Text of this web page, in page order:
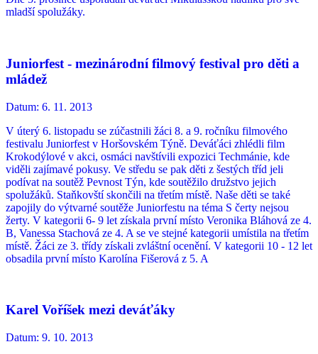
mladší spolužáky.
Juniorfest - mezinárodní filmový festival pro děti a
mládež
Datum: 6. 11. 2013
V úterý 6. listopadu se zúčastnili žáci 8. a 9. ročníku filmového
festivalu Juniorfest v Horšovském Týně. Deváťáci zhlédli film
Krokodýlové v akci, osmáci navštívili expozici Techmánie, kde
viděli zajímavé pokusy. Ve středu se pak děti z šestých tříd jeli
podívat na soutěž Pevnost Týn, kde soutěžilo družstvo jejich
spolužáků. Staňkovští skončili na třetím místě. Naše děti se také
zapojily do výtvarné soutěže Juniorfestu na téma S čerty nejsou
žerty. V kategorii 6- 9 let získala první místo Veronika Bláhová ze 4.
B, Vanessa Stachová ze 4. A se ve stejné kategorii umístila na třetím
místě. Žáci ze 3. třídy získali zvláštní ocenění. V kategorii 10 - 12 let
obsadila první místo Karolína Fišerová z 5. A
Karel Voříšek mezi deváťáky
Datum: 9. 10. 2013